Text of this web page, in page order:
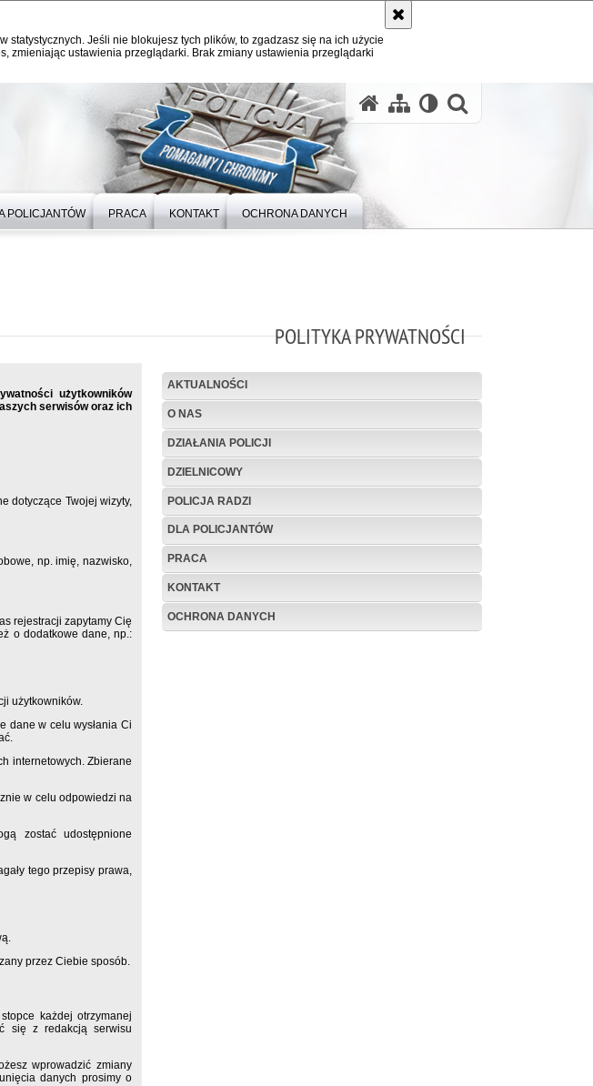
Jeśli nie blokujesz tych plików, to zgadzasz się na ich użycie
zmieniając ustawienia przeglądarki. Brak zmiany ustawienia przeglądarki
POLICJANTÓW PRACA KONTAKT OCHRONA DANYCH
POLITYKA PRYWATNOŚCI
AKTUALNOŚCI
O NAS
DZIAŁANIA POLICJI
DZIELNICOWY
POLICJA RADZI
DLA POLICJANTÓW
PRACA
KONTAKT
OCHRONA DANYCH
użytkowników
serwisów oraz ich
dotyczące Twojej wizyty,
np. imię, nazwisko,
rejestracji zapytamy Cię
o dodatkowe dane, np.:
użytkowników.
dane w celu wysłania Ci
internetowych. Zbierane
w celu odpowiedzi na
zostać udostępnione
tego przepisy prawa,
przez Ciebie sposób.
każdej otrzymanej
się z redakcją serwisu
wprowadzić zmiany
danych prosimy o